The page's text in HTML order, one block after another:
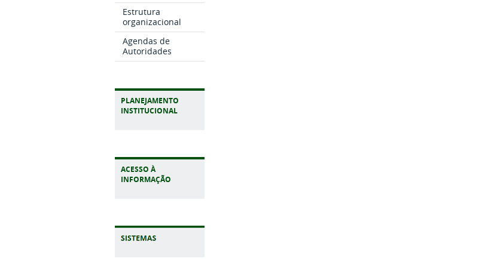
Estrutura
organizacional
Agendas de
Autoridades
PLANEJAMENTO
INSTITUCIONAL
ACESSO À
INFORMAÇÃO